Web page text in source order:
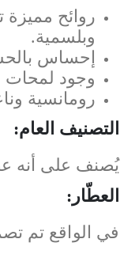
روائح مميزة
وبلسمية.
إحساس
وجود
رومانسية
التصنيف العام:
يُصنف على أنه
العطّار:
في الواقع تم